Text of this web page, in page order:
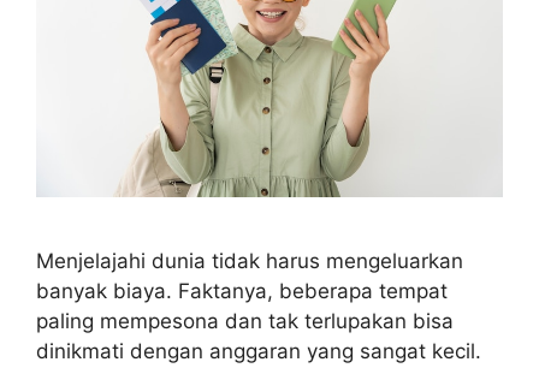
Menjelajahi dunia tidak harus mengeluarkan
banyak biaya. Faktanya, beberapa tempat
paling mempesona dan tak terlupakan bisa
dinikmati dengan anggaran yang sangat kecil.